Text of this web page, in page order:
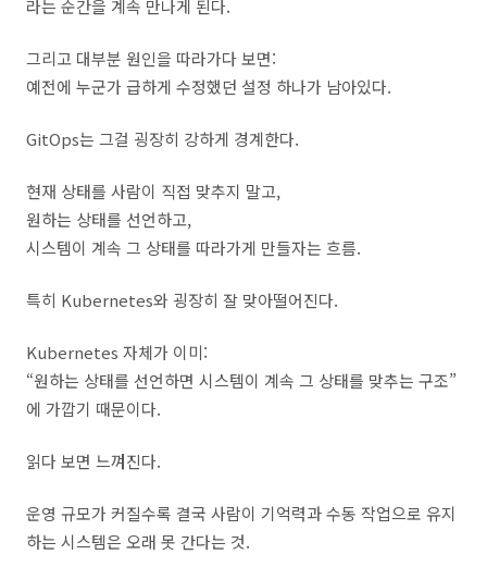
라는 순간을 계속 만나게 된다.
그리고 대부분 원인을 따라가다 보면:
예전에 누군가 급하게 수정했던 설정 하나가 남아있다.
GitOps는 그걸 굉장히 강하게 경계한다.
현재 상태를 사람이 직접 맞추지 말고,
원하는 상태를 선언하고,
시스템이 계속 그 상태를 따라가게 만들자는 흐름.
특히 Kubernetes와 굉장히 잘 맞아떨어진다.
Kubernetes 자체가 이미:
“원하는 상태를 선언하면 시스템이 계속 그 상태를 맞추는 구조”
에 가깝기 때문이다.
읽다 보면 느껴진다.
운영 규모가 커질수록 결국 사람이 기억력과 수동 작업으로 유지
하는 시스템은 오래 못 간다는 것.